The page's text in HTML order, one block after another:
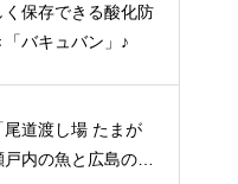
保存できる酸化防
「バキュバン」♪
尾道渡し場 たまが
内の魚と広島の日